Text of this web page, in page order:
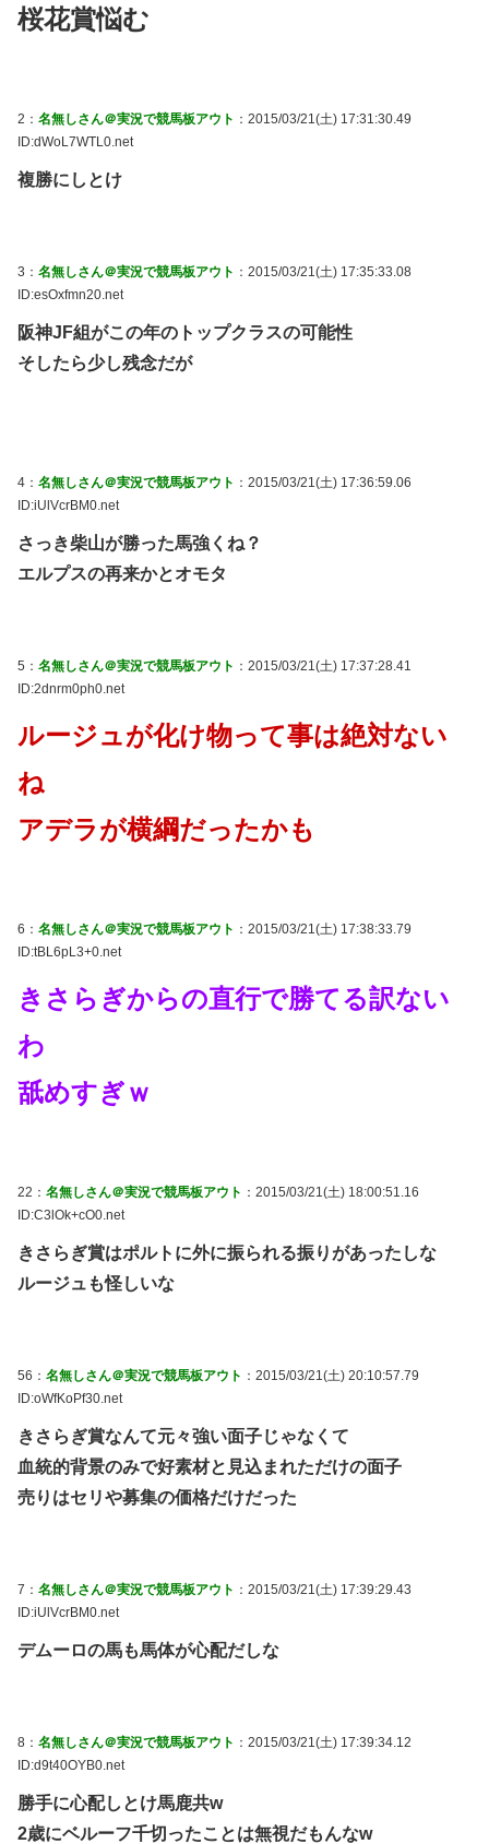
桜花賞悩む
2： 名無しさん＠実況で競馬板アウト ：2015/03/21(土) 17:31:30.49
ID:dWoL7WTL0.net
複勝にしとけ
3： 名無しさん＠実況で競馬板アウト ：2015/03/21(土) 17:35:33.08
ID:esOxfmn20.net
阪神JF組がこの年のトップクラスの可能性
そしたら少し残念だが
4： 名無しさん＠実況で競馬板アウト ：2015/03/21(土) 17:36:59.06
ID:iUlVcrBM0.net
さっき柴山が勝った馬強くね？
エルプスの再来かとオモタ
5： 名無しさん＠実況で競馬板アウト ：2015/03/21(土) 17:37:28.41
ID:2dnrm0ph0.net
ルージュが化け物って事は絶対ない
ね
アデラが横綱だったかも
6： 名無しさん＠実況で競馬板アウト ：2015/03/21(土) 17:38:33.79
ID:tBL6pL3+0.net
きさらぎからの直行で勝てる訳ない
わ
舐めすぎｗ
22： 名無しさん＠実況で競馬板アウト ：2015/03/21(土) 18:00:51.16
ID:C3lOk+cO0.net
きさらぎ賞はポルトに外に振られる振りがあったしな
ルージュも怪しいな
56： 名無しさん＠実況で競馬板アウト ：2015/03/21(土) 20:10:57.79
ID:oWfKoPf30.net
きさらぎ賞なんて元々強い面子じゃなくて
血統的背景のみで好素材と見込まれただけの面子
売りはセリや募集の価格だけだった
7： 名無しさん＠実況で競馬板アウト ：2015/03/21(土) 17:39:29.43
ID:iUlVcrBM0.net
デムーロの馬も馬体が心配だしな
8： 名無しさん＠実況で競馬板アウト ：2015/03/21(土) 17:39:34.12
ID:d9t40OYB0.net
勝手に心配しとけ馬鹿共w
2歳にベルーフ千切ったことは無視だもんなw